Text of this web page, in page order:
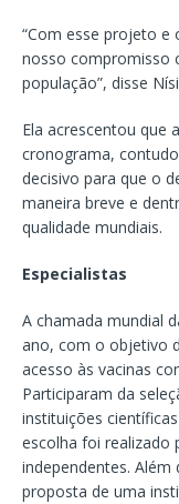
“Com esse projeto e
nosso compromisso
população”, disse
Ela acrescentou que
cronograma,
decisivo para que o
maneira breve e
qualidade mundiais.
Especialistas
A chamada mundial
ano, com o objetivo
acesso às vacinas
Participaram da
instituições
escolha foi realizado
independentes.
proposta de uma